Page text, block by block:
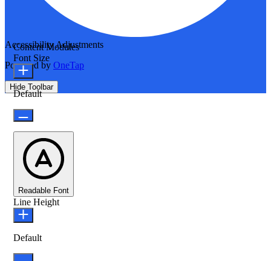
Accessibility Adjustments
Powered by OneTap
Hide Toolbar
Content Modules
Font Size
Default
Readable Font
Line Height
Default